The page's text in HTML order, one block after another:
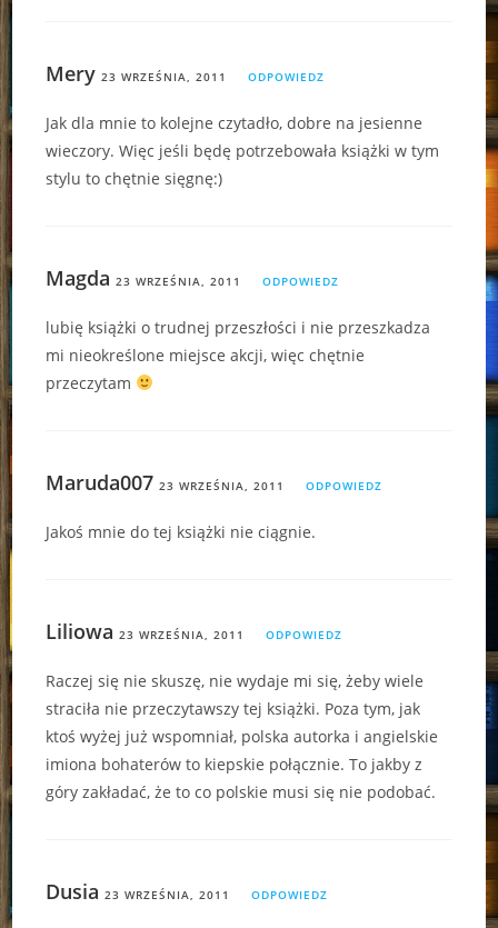
Mery 23 WRZEŚNIA, 2011 ODPOWIEDZ
Jak dla mnie to kolejne czytadło, dobre na jesienne
wieczory. Więc jeśli będę potrzebowała książki w tym
stylu to chętnie sięgnę:)
Magda 23 WRZEŚNIA, 2011 ODPOWIEDZ
lubię książki o trudnej przeszłości i nie przeszkadza
mi nieokreślone miejsce akcji, więc chętnie
przeczytam
Maruda007 23 WRZEŚNIA, 2011 ODPOWIEDZ
Jakoś mnie do tej książki nie ciągnie.
Liliowa 23 WRZEŚNIA, 2011 ODPOWIEDZ
Raczej się nie skuszę, nie wydaje mi się, żeby wiele
straciła nie przeczytawszy tej książki. Poza tym, jak
ktoś wyżej już wspomniał, polska autorka i angielskie
imiona bohaterów to kiepskie połącznie. To jakby z
góry zakładać, że to co polskie musi się nie podobać.
Dusia 23 WRZEŚNIA, 2011 ODPOWIEDZ